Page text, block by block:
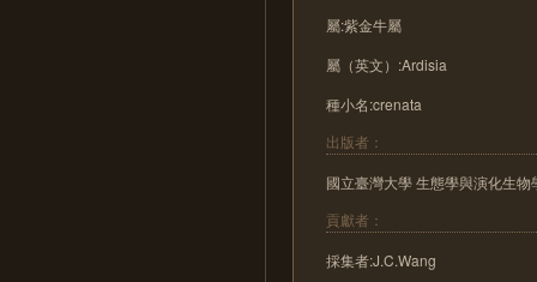
屬:紫金牛屬
屬（英文）:Ardisia
種小名:crenata
出版者：
國立臺灣大學 生態學與演化生物
貢獻者：
採集者:J.C.Wang